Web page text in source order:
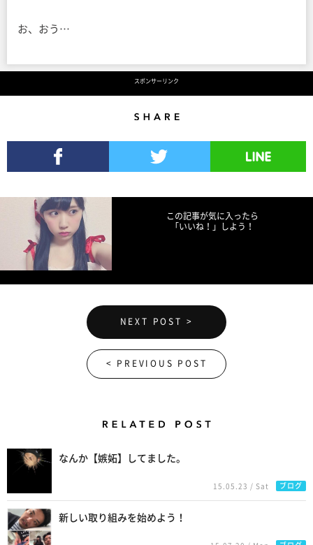
お、おう…
スポンサーリンク
この記事が気に入ったら
「いいね！」しよう！
NEXT POST >
< PREVIOUS POST
なんか【嫉妬】してました。
15.05.23 / Sat ブログ
新しい取り組みを始めよう！